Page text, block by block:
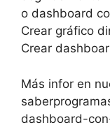
o dashboard
Crear gráfico
Crear
Más infor en
dashboard-